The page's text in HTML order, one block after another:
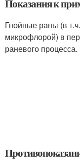
Показания к
Гнойные раны (в
микрофлорой) в
раневого процесса.